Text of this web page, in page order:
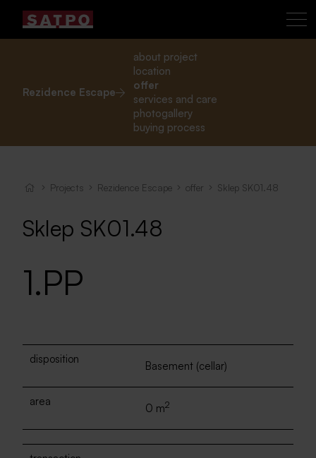
Rezidence Escape
about project
location
offer
services and care
photogallery
buying process
Projects Rezidence Escape offer Sklep SK01.48
Sklep SK01.48
1.PP
disposition
Basement (cellar)
area
0 m2